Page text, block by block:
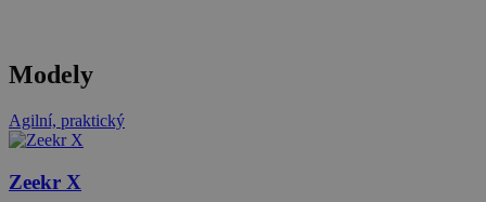
Modely
Agilní, praktický
Zeekr X